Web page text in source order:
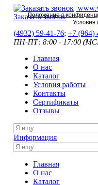
Заказать звонок
(4932) 59-41-76; +7 (964)
ПН-ПТ: 8:00 - 17:00
Главная
О нас
Каталог
Условия работы
Контакты
Сертификаты
Отзывы
Информация
Главная
О нас
Каталог
Положение о
Условия